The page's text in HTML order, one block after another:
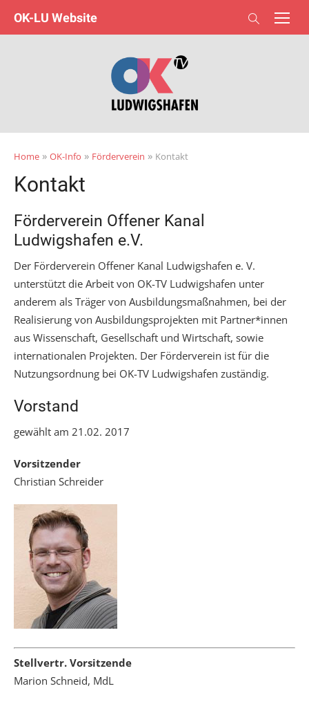
OK-LU Website
Home » OK-Info » Förderverein » Kontakt
Kontakt
Förderverein Offener Kanal
Ludwigshafen e.V.
Der Förderverein Offener Kanal Ludwigshafen e. V.
unterstützt die Arbeit von OK-TV Ludwigshafen unter
anderem als Träger von Ausbildungsmaßnahmen, bei der
Realisierung von Ausbildungsprojekten mit Partner*innen
aus Wissenschaft, Gesellschaft und Wirtschaft, sowie
internationalen Projekten. Der Förderverein ist für die
Nutzungsordnung bei OK-TV Ludwigshafen zuständig.
Vorstand
gewählt am 21.02. 2017
Vorsitzender
Christian Schreider
Stellvertr. Vorsitzende
Marion Schneid, MdL